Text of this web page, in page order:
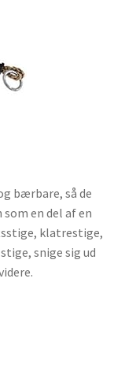
bærbare, så de
en del af en
klatrestige,
snige sig ud